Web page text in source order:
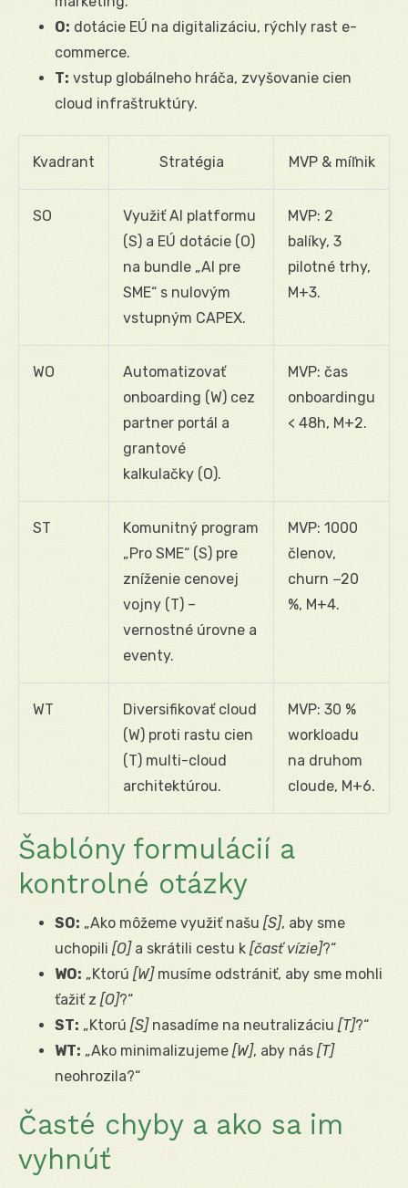
O: dotácie EÚ na digitalizáciu, rýchly rast e-
commerce.
T: vstup globálneho hráča, zvyšovanie cien
cloud infraštruktúry.
Kvadrant Stratégia MVP & míľnik
SO
Využiť AI platformu
(S) a EÚ dotácie (O)
na bundle „AI pre
SME“ s nulovým
vstupným CAPEX.
MVP: 2
balíky, 3
pilotné trhy,
M+3.
WO
Automatizovať
onboarding (W) cez
partner portál a
grantové
kalkulačky (O).
MVP: čas
onboardingu
< 48h, M+2.
ST
Komunitný program
„Pro SME“ (S) pre
zníženie cenovej
vojny (T) –
vernostné úrovne a
eventy.
MVP: 1000
členov,
churn −20
%, M+4.
WT
Diversifikovať cloud
(W) proti rastu cien
(T) multi-cloud
architektúrou.
MVP: 30 %
workloadu
na druhom
cloude, M+6.
Šablóny formulácií a
kontrolné otázky
SO: „Ako môžeme využiť našu [S], aby sme
uchopili [O]a skrátili cestu k [časť vízie]?“
WO: „Ktorú [W]musíme odstrániť, aby sme mohli
ťažiť z [O]?“
ST: „Ktorú [S]nasadíme na neutralizáciu [T]?“
WT: „Ako minimalizujeme [W], aby nás [T]
neohrozila?“
Časté chyby a ako sa im
vyhnúť